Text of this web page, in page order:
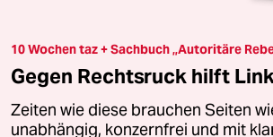
10 Wochen taz + Sachbuch „Autoritäre
Gegen Rechtsruck hilft
Zeiten wie diese brauchen Seiten
unabhängig, konzernfrei und mit